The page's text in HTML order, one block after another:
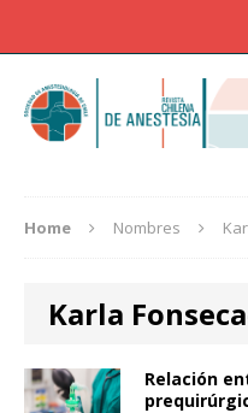
Home Nombres
Karla
Relación